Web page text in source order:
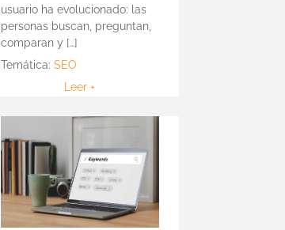
usuario ha evolucionado: las
personas buscan, preguntan,
comparan y […]
Temática: SEO
Leer +